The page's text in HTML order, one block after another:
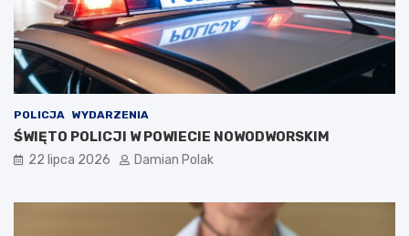
POLICJA WYDARZENIA
ŚWIĘTO POLICJI W POWIECIE NOWODWORSKIM
22 lipca 2026 Damian Polak